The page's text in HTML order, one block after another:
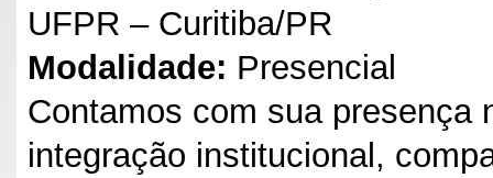
UFPR – Curitiba/PR
Modalidade: Presencial
Contamos com sua presença
integração institucional,